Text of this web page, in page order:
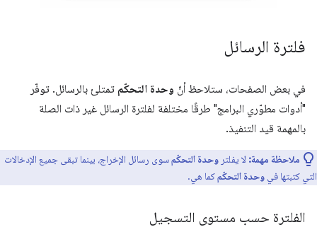
فلترة الرسائل
في بعض الصفحات، ستلاحظ أنّ وحدة التحكّم تمتلئ بالرسائل. توفّر
"أدوات مطوّري البرامج" طرقًا مختلفة لفلترة الرسائل غير ذات الصلة
بالمهمة قيد التنفيذ.
ملاحظة مهمة: لا يفلتر وحدة التحكّمسوى رسائل الإخراج، بينما تبقى جميع الإدخالات
التي كتبتها في وحدة التحكّمكما هي.
الفلترة حسب مستوى التسجيل